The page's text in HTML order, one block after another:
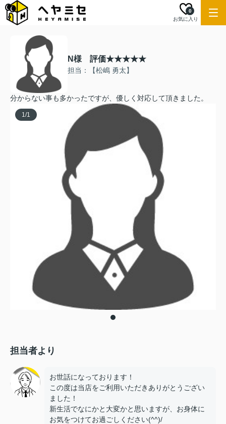
お気に入り
0
N様 評価★★★★★
担当：【松嶋 勇太】
分からない事も多かったですが、優しく対応して頂きました。
1/1
担当者より
お世話になっております！
この度は当店をご利用いただきありがとうござい
ました！
新生活でなにかと大変かと思いますが、お身体に
お気をつけてお過ごしください(^^)/